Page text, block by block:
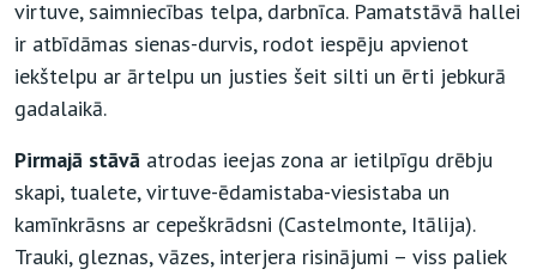
virtuve, saimniecības telpa, darbnīca. Pamatstāvā hallei
ir atbīdāmas sienas-durvis, rodot iespēju apvienot
iekštelpu ar ārtelpu un justies šeit silti un ērti jebkurā
gadalaikā.
Pirmajā stāvā atrodas ieejas zona ar ietilpīgu drēbju
skapi, tualete, virtuve-ēdamistaba-viesistaba un
kamīnkrāsns ar cepeškrādsni (Castelmonte, Itālija).
Trauki, gleznas, vāzes, interjera risinājumi – viss paliek